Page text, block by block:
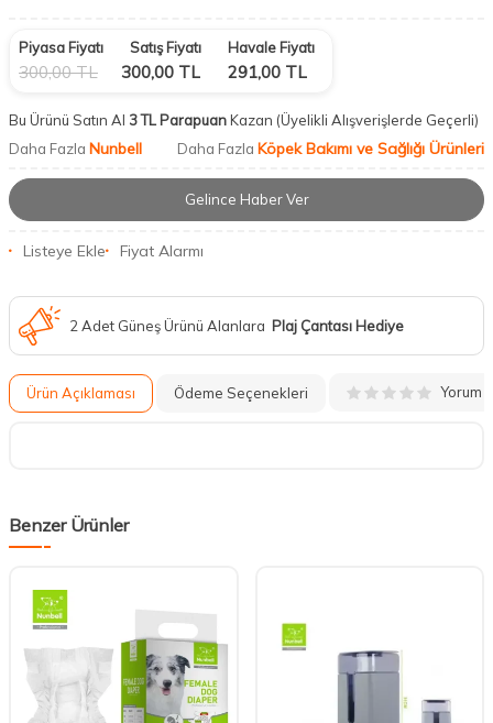
Piyasa Fiyatı
300,00TL
Satış Fiyatı
300,00 TL
Havale Fiyatı
291,00 TL
Bu Ürünü Satın Al 3 TL ParapuanKazan (Üyelikli Alışverişlerde Geçerli)
Daha Fazla Nunbell Daha Fazla Köpek Bakımı ve Sağlığı Ürünleri
Gelince Haber Ver
Listeye Ekle Fiyat Alarmı
2 Adet Güneş Ürünü Alanlara Plaj Çantası Hediye
Ürün Açıklaması Ödeme Seçenekleri Yorum
Benzer Ürünler